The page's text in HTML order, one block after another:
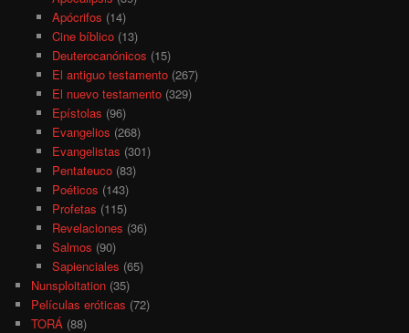
Apócrifos (14)
Cine bíblico(13)
Deuterocanónicos (15)
El antiguo testamento(267)
El nuevo testamento(329)
Epístolas (96)
Evangelios (268)
Evangelistas (301)
Pentateuco(83)
Poéticos (143)
Profetas (115)
Revelaciones (36)
Salmos (90)
Sapienciales (65)
Nunsploitation (35)
Películas eróticas (72)
TORÁ (88)